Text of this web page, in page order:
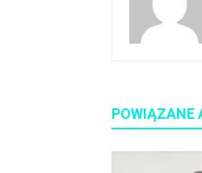
POWIĄZANE